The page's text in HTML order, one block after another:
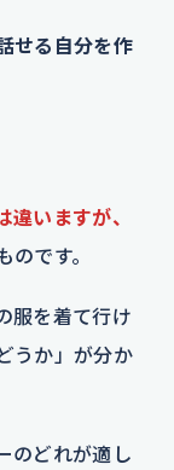
せる自分を作
いますが、
のです。
服を着て行け
うか」が分か
のどれが適し